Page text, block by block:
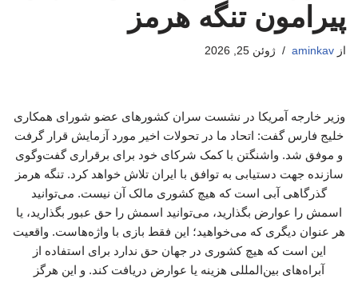
پیرامون تنگه هرمز
از aminkav ژوئن 25, 2026
وزیر خارجه آمریکا در نشست سران کشورهای عضو شورای همکاری
خلیج فارس گفت: اتحاد ما در تحولات اخیر مورد آزمایش قرار گرفت
و موفق شد. واشنگتن با کمک شرکای خود برای برقراری گفت‌وگوی
سازنده جهت دستیابی به توافق با ایران تلاش خواهد کرد. تنگه هرمز
گذرگاهی آبی است که هیچ کشوری مالک آن نیست. می‌توانید
اسمش را عوارض بگذارید، می‌توانید اسمش را حق عبور بگذارید، یا
هر عنوان دیگری که می‌خواهید؛ این فقط بازی با واژه‌هاست. واقعیت
این است که هیچ کشوری در جهان حق ندارد برای استفاده از
آبراه‌های بین‌المللی هزینه یا عوارض دریافت کند. و این هرگز